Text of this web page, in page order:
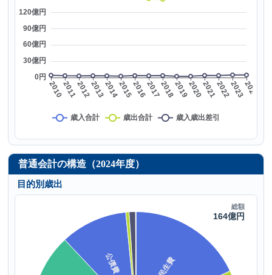
普通会計の構造（2024年度）
目的別歳出